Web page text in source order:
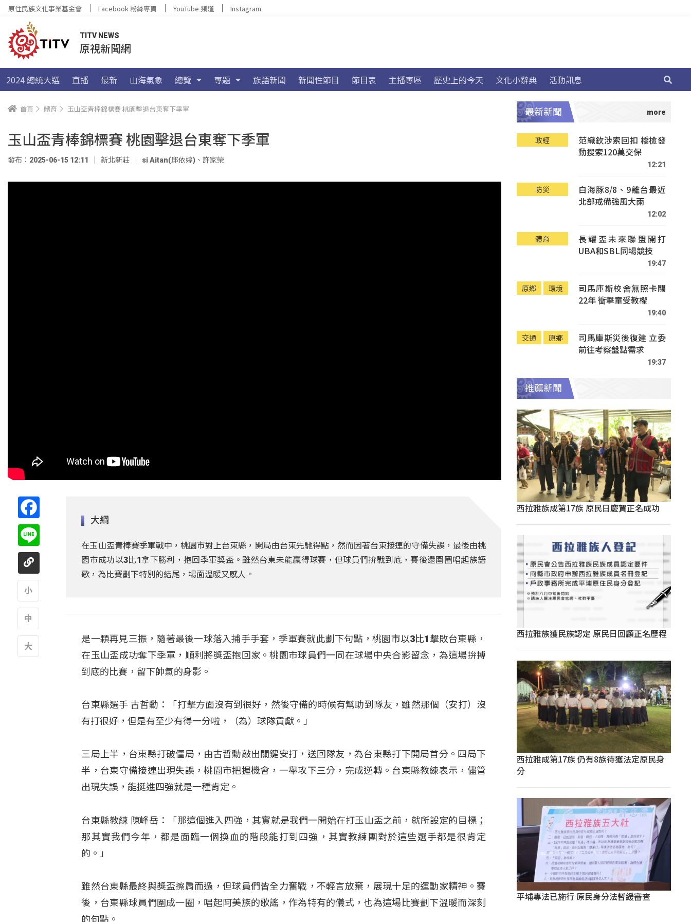
原住民族文化事業基金會 Facebook 粉絲專頁 YouTube 頻道 Instagram
TITV NEWS
原視新聞網
2024 總統大選 直播 最新 山海氣象 總覽 專題 族語新聞 新聞性節目 節目表 主播專區 歷史上的今天 文化小辭典 活動訊息
首頁 體育 玉山盃青棒錦標賽 桃園擊退台東奪下季軍
玉山盃青棒錦標賽 桃園擊退台東奪下季軍
發布：2025-06-15 12:11 新北新莊 si Aitan(邱依婷) 、 許家榮
大綱
在玉山盃青棒賽季軍戰中，桃園市對上台東縣，開局由台東先馳得點，然而因著台東接連的守備失誤，最後由桃
園市成功以3比1拿下勝利，抱回季軍獎盃。雖然台東未能贏得球賽，但球員們拚戰到底，賽後還圍圈唱起族語
歌，為比賽劃下特別的結尾，場面溫暖又感人。
是一顆再見三振，隨著最後一球落入捕手手套，季軍賽就此劃下句點，桃園市以3比1擊敗台東縣，
在玉山盃成功奪下季軍，順利將獎盃抱回家。桃園市球員們一同在球場中央合影留念，為這場拚搏
到底的比賽，留下帥氣的身影。
台東縣選手 古哲勳：「打擊方面沒有到很好，然後守備的時候有幫助到隊友，雖然那個（安打）沒
有打很好，但是有至少有得一分啦，（為）球隊貢獻。」
三局上半，台東縣打破僵局，由古哲勳敲出關鍵安打，送回隊友，為台東縣打下開局首分。四局下
半，台東守備接連出現失誤，桃園市把握機會，一舉攻下三分，完成逆轉。台東縣教練表示，儘管
出現失誤，能挺進四強就是一種肯定。
台東縣教練 陳峰岳：「那這個進入四強，其實就是我們一開始在打玉山盃之前，就所設定的目標；
那其實我們今年，都是面臨一個換血的階段能打到四強，其實教練團對於這些選手都是很肯定
的。」
雖然台東縣最終與獎盃擦肩而過，但球員們皆全力奮戰，不輕言放棄，展現十足的運動家精神。賽
後，台東縣球員們圍成一圈，唱起阿美族的歌謠，作為特有的儀式，也為這場比賽劃下溫暖而深刻
的句點。
最新新聞
政經
范織欽涉索回扣 橋檢發
動搜索120萬交保
12:21
防災
白海豚8/8、9離台最近
北部戒備強風大雨
12:02
體育
長耀盃未來聯盟開打
UBA和SBL同場競技
19:47
原鄉 環境
司馬庫斯校舍無照卡關
22年 衝擊童受教權
19:40
交通 原鄉
司馬庫斯災後復建 立委
前往考察盤點需求
19:37
推薦新聞
西拉雅族成第17族 原民日慶賀正名成功
西拉雅族獲民族認定 原民日回顧正名歷程
西拉雅成第17族 仍有8族待獲法定原民身
分
平埔專法已施行 原民身分法暫緩審查